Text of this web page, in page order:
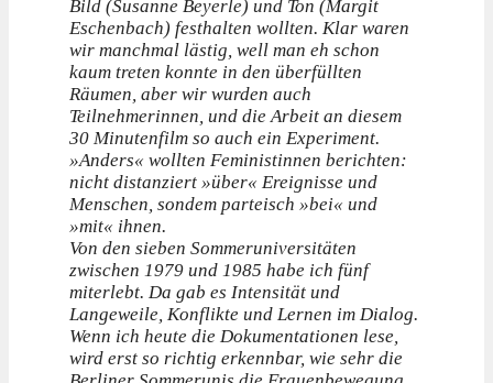
Bild (Susanne Beyerle) und Ton (Margit
Eschenbach) festhalten wollten. Klar waren
wir manchmal lästig, well man eh schon
kaum treten konnte in den überfüllten
Räumen, aber wir wurden auch
Teilnehmerinnen, und die Arbeit an diesem
30 Minutenfilm so auch ein Experiment.
»Anders« wollten Feministinnen berichten:
nicht distanziert »über« Ereignisse und
Menschen, sondem parteisch »bei« und
»mit« ihnen.
Von den sieben Sommeruniversitäten
zwischen 1979 und 1985 habe ich fünf
miterlebt. Da gab es Intensität und
Langeweile, Konflikte und Lernen im Dialog.
Wenn ich heute die Dokumentationen lese,
wird erst so richtig erkennbar, wie sehr die